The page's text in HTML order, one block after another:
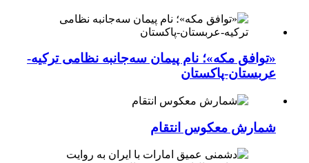
«توافق مکه»؛ نام پیمان سه‌جانبه نظامی ترکیه-
عربستان-پاکستان
شمارش معکوس انتقام